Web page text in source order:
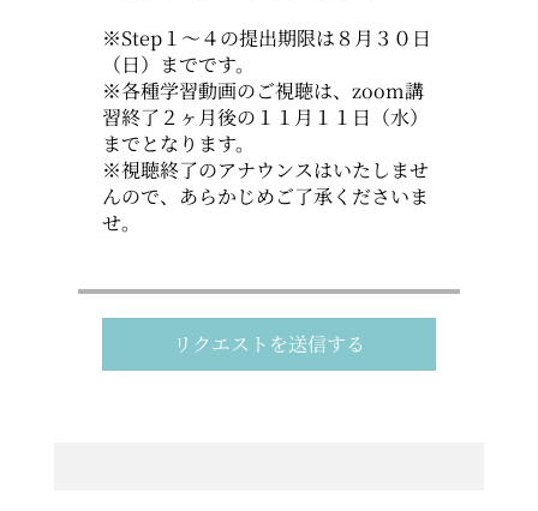
※Step１～４の提出期限は８月３０日
（日）までです。
※各種学習動画のご視聴は、zoom講
習終了２ヶ月後の１１月１１日（水）
までとなります。
※視聴終了のアナウンスはいたしませ
んので、あらかじめご了承くださいま
せ。
リクエストを送信する